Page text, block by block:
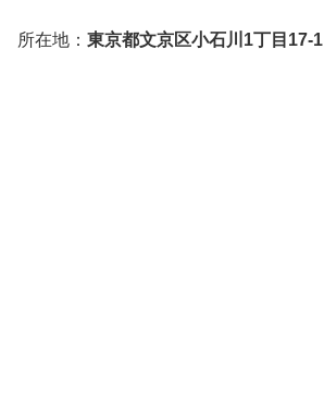
所在地： 東京都文京区小石川1丁目17-1